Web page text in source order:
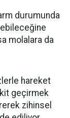
durumunda
molalara da
hareket
geçirmek
zihinsel